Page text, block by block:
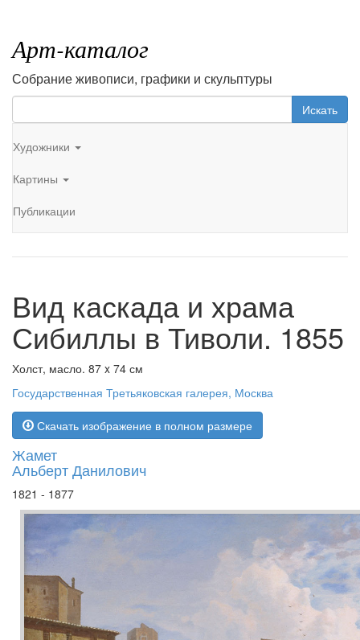
Арт-каталог
Собрание живописи, графики и скульптуры
Искать
Художники
Картины
Публикации
Вид каскада и храма
Сибиллы в Тиволи. 1855
Холст, масло. 87 x 74 см
Государственная Третьяковская галерея, Москва
Скачать изображение в полном размере
Жамет
Альберт Данилович
1821 - 1877